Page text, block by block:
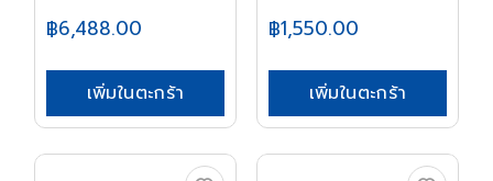
฿6,488.00
เพิ่มในตะกร้า
฿1,550.00
เพิ่มในตะกร้า